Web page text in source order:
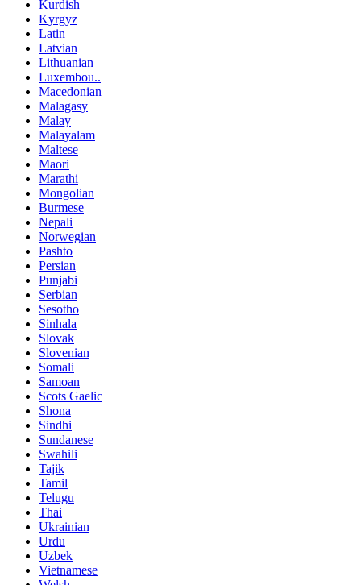
Kurdish
Kyrgyz
Latin
Latvian
Lithuanian
Luxembou..
Macedonian
Malagasy
Malay
Malayalam
Maltese
Maori
Marathi
Mongolian
Burmese
Nepali
Norwegian
Pashto
Persian
Punjabi
Serbian
Sesotho
Sinhala
Slovak
Slovenian
Somali
Samoan
Scots Gaelic
Shona
Sindhi
Sundanese
Swahili
Tajik
Tamil
Telugu
Thai
Ukrainian
Urdu
Uzbek
Vietnamese